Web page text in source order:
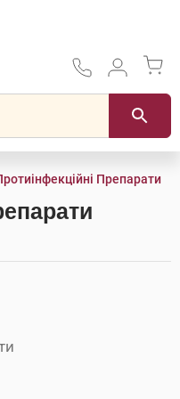
Препарати